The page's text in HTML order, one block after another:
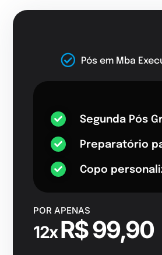
Pós em Mba
Segunda Pós
Preparatório
Copo
POR APENAS
12xR$ 99,90